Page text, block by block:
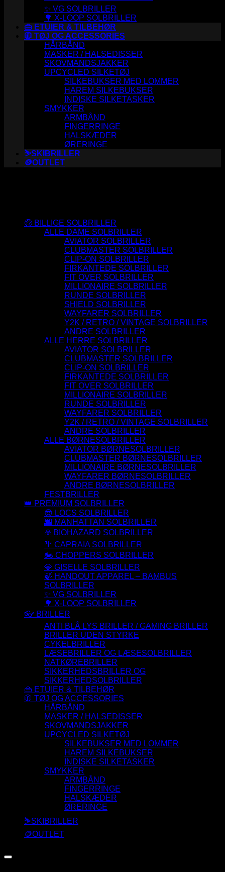
✨ VG SOLBRILLER
🌳 X-LOOP SOLBRILLER
👜 ETUIER & TILBEHØR
🧥 TØJ OG ACCESSORIES
HÅRBÅND
MASKER / HALSEDISSER
SKOVMANDSJAKKER
UPCYCLED SILKETØJ
SILKEBUKSER MED LOMMER
HAREM SILKEBUKSER
INDISKE SILKETASKER
SMYKKER
ARMBÅND
FINGERRINGE
HALSKÆDER
ØRERINGE
⛷️SKIBRILLER
🪙OUTLET
🤑 BILLIGE SOLBRILLER
ALLE DAME SOLBRILLER
AVIATOR SOLBRILLER
CLUBMASTER SOLBRILLER
CLIP-ON SOLBRILLER
FIRKANTEDE SOLBRILLER
FIT OVER SOLBRILLER
MILLIONAIRE SOLBRILLER
RUNDE SOLBRILLER
SHIELD SOLBRILLER
WAYFARER SOLBRILLER
Y2K / RETRO / VINTAGE SOLBRILLER
ANDRE SOLBRILLER
ALLE HERRE SOLBRILLER
AVIATOR SOLBRILLER
CLUBMASTER SOLBRILLER
CLIP-ON SOLBRILLER
FIRKANTEDE SOLBRILLER
FIT OVER SOLBRILLER
MILLIONAIRE SOLBRILLER
RUNDE SOLBRILLER
WAYFARER SOLBRILLER
Y2K / RETRO / VINTAGE SOLBRILLER
ANDRE SOLBRILLER
ALLE BØRNESOLBRILLER
AVIATOR BØRNESOLBRILLER
CLUBMASTER BØRNESOLBRILLER
MILLIONAIRE BØRNESOLBRILLER
WAYFARER BØRNESOLBRILLER
ANDRE BØRNESOLBRILLER
FESTBRILLER
👑 PREMIUM SOLBRILLER
😎 LOCS SOLBRILLER
🌆 MANHATTAN SOLBRILLER
☣️ BIOHAZARD SOLBRILLER
🌴 CAPRAIA SOLBRILLER
🏍️ CHOPPERS SOLBRILLER
💎 GISELLE SOLBRILLER
🍃 HANDOUT APPAREL – BAMBUS
SOLBRILLER
✨ VG SOLBRILLER
🌳 X-LOOP SOLBRILLER
👓 BRILLER
ANTI BLÅ LYS BRILLER / GAMING BRILLER
BRILLER UDEN STYRKE
CYKELBRILLER
LÆSEBRILLER OG LÆSESOLBRILLER
NATKØREBRILLER
SIKKERHEDSBRILLER OG
SIKKERHEDSOLBRILLER
👜 ETUIER & TILBEHØR
🧥 TØJ OG ACCESSORIES
HÅRBÅND
MASKER / HALSEDISSER
SKOVMANDSJAKKER
UPCYCLED SILKETØJ
SILKEBUKSER MED LOMMER
HAREM SILKEBUKSER
INDISKE SILKETASKER
SMYKKER
ARMBÅND
FINGERRINGE
HALSKÆDER
ØRERINGE
⛷️SKIBRILLER
🪙OUTLET